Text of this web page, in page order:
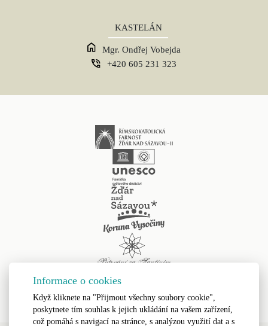
KASTELÁN
Mgr. Ondřej Vobejda
+420 605 231 323
Informace o cookies
Když kliknete na "Přijmout všechny soubory cookie",
poskytnete tím souhlas k jejich ukládání na vašem zařízení,
což pomáhá s navigací na stránce, s analýzou využití dat a s